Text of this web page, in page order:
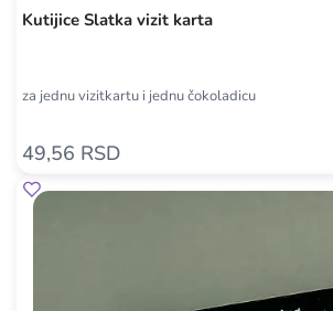
Kutijice Slatka vizit karta
za jednu vizitkartu i jednu čokoladicu
49,56 RSD